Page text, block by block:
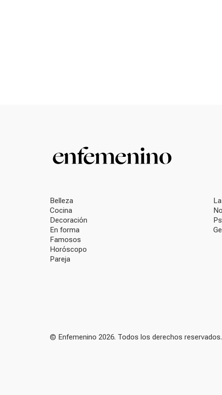
Belleza
Cocina
Decoración
En forma
Famosos
Horóscopo
Pareja
© Enfemenino 2026. Todos los derechos